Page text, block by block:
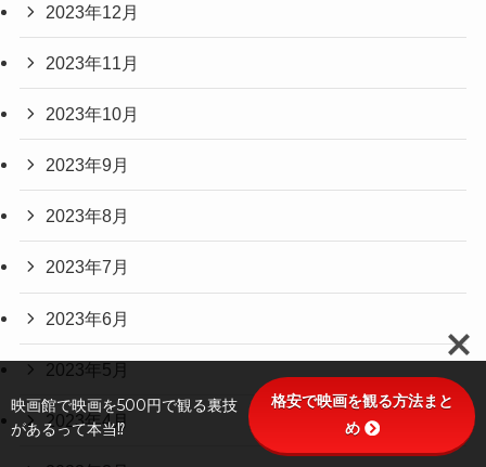
2023年12月
2023年11月
2023年10月
2023年9月
2023年8月
2023年7月
2023年6月
2023年5月
2023年4月
映画館で映画を500円で観る裏技
があるって本当⁉
格安で映画を観る方法まと
め